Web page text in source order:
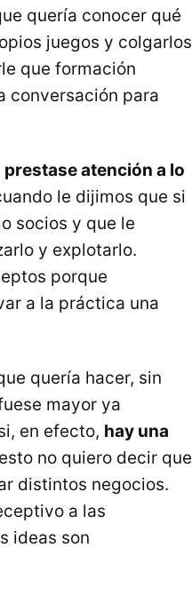
quería conocer qué
juegos y colgarlos
que formación
conversación para
atención a lo
le dijimos que si
socios y que le
y explotarlo.
porque
a la práctica una
quería hacer, sin
mayor ya
en efecto, hay una
no quiero decir que
distintos negocios.
a las
ideas son